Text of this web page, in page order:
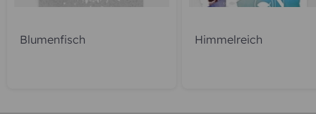
gratis Muster gestalten